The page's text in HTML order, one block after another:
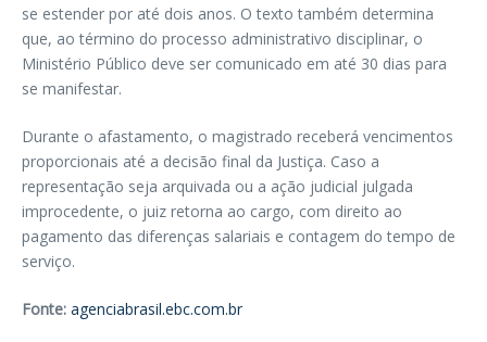
se estender por até dois anos. O texto também determina
que, ao término do processo administrativo disciplinar, o
Ministério Público deve ser comunicado em até 30 dias para
se manifestar.
Durante o afastamento, o magistrado receberá vencimentos
proporcionais até a decisão final da Justiça. Caso a
representação seja arquivada ou a ação judicial julgada
improcedente, o juiz retorna ao cargo, com direito ao
pagamento das diferenças salariais e contagem do tempo de
serviço.
Fonte: agenciabrasil.ebc.com.br